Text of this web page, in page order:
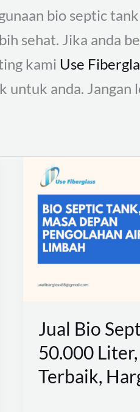
bio septic
sehat. Jika anda
kami Use
untuk anda. Jangan
Jual Bio
50.000
Terbaik,
Jual
Bio
Septic
Tank
500
–
Terbaik,
Harga
Terjangkau